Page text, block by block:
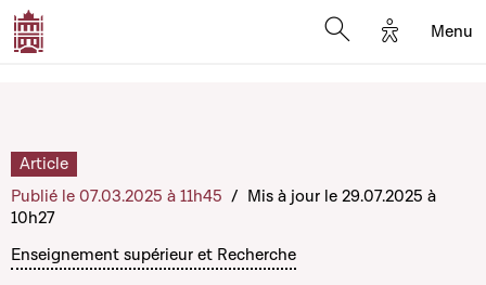
Options
Menu
Enseignement supérieur et Recherche
Article
Publié le 07.03.2025 à 11h45 / Mis à jour le 29.07.2025 à
10h27